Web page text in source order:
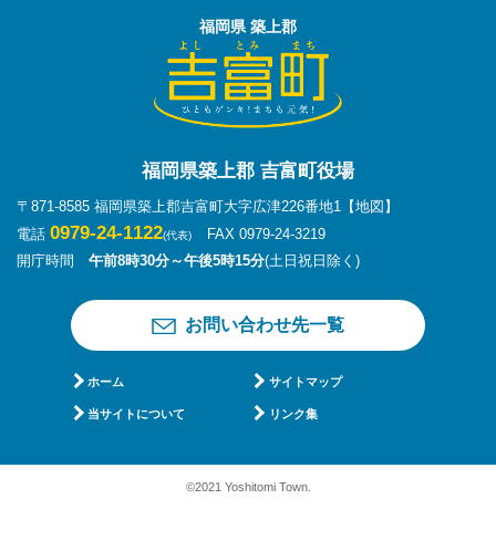
福岡県 築上郡
福岡県築上郡 吉富町役場
〒871-8585 福岡県築上郡吉富町大字広津226番地1 【地図】
電話 0979-24-1122(代表)
FAX 0979-24-3219
開庁時間 午前8時30分～午後5時15分(土日祝日除く)
お問い合わせ先一覧
ホーム サイトマップ
当サイトについて リンク集
©2021 Yoshitomi Town.